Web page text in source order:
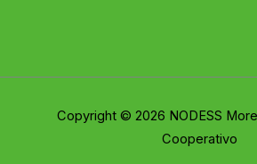
Copyright © 2026 NODESS
Cooperativo